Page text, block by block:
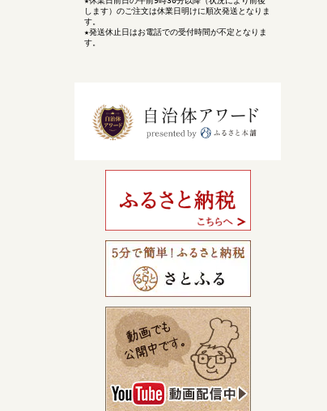
します）のご注文は休業日明けに順次発送となりま
す。
★発送休止日はお電話での受付時間が不定となりま
す。